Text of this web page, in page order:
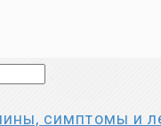
симптомы и